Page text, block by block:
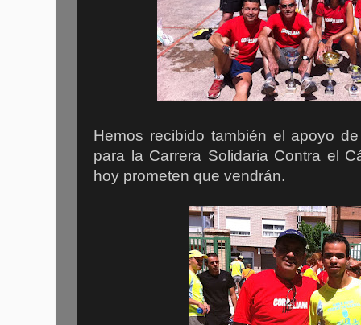
Hemos recibido también el apoyo
para la Carrera Solidaria Contra el
hoy prometen que vendrán.